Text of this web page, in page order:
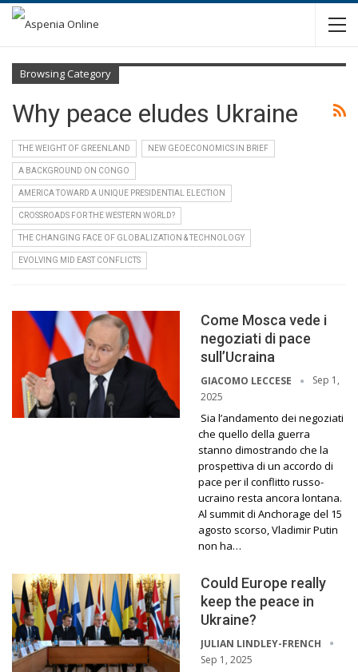
Browsing Category
Why peace eludes Ukraine
THE WEIGHT OF GREENLAND NEW GEOECONOMICS IN BRIEF
A BACKGROUND ON CONGO
AMERICA TOWARD A UNIQUE PRESIDENTIAL ELECTION
CROSSROADS FOR THE WESTERN WORLD?
THE CHANGING FACE OF GLOBALIZATION & TECHNOLOGY
EVOLVING MID EAST CONFLICTS
Come Mosca vede i
negoziati di pace
sull’Ucraina
GIACOMO LECCESE
Sep 1,
2025
Sia l’andamento dei negoziati
che quello della guerra
stanno dimostrando che la
prospettiva di un accordo di
pace per il conflitto russo-
ucraino resta ancora lontana.
Al summit di Anchorage del 15
agosto scorso, Vladimir Putin
non ha…
Could Europe really
keep the peace in
Ukraine?
JULIAN LINDLEY-FRENCH
Sep 1, 2025